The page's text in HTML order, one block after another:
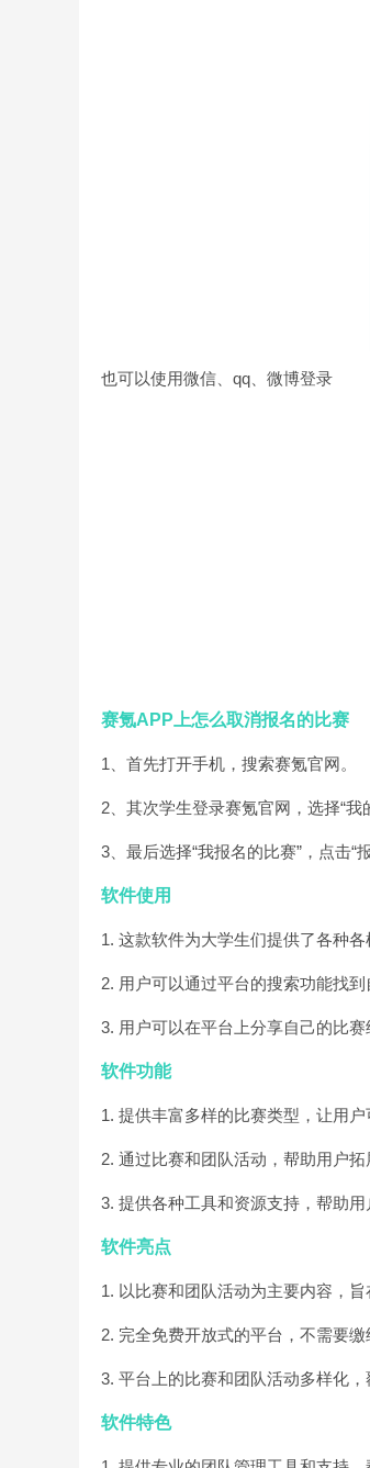
也可以使用微信、qq、微博登录
赛氪APP上怎么取消报名的比赛
1、首先打开手机，搜索赛氪官网。
2、其次学生登录赛氪官网，选择“我
3、最后选择“我报名的比赛”，点击“
软件使用
1. 这款软件为大学生们提供了各种
2. 用户可以通过平台的搜索功能找
3. 用户可以在平台上分享自己的比赛
软件功能
1. 提供丰富多样的比赛类型，让用
2. 通过比赛和团队活动，帮助用户拓
3. 提供各种工具和资源支持，帮助用
软件亮点
1. 以比赛和团队活动为主要内容，
2. 完全免费开放式的平台，不需要缴
3. 平台上的比赛和团队活动多样化
软件特色